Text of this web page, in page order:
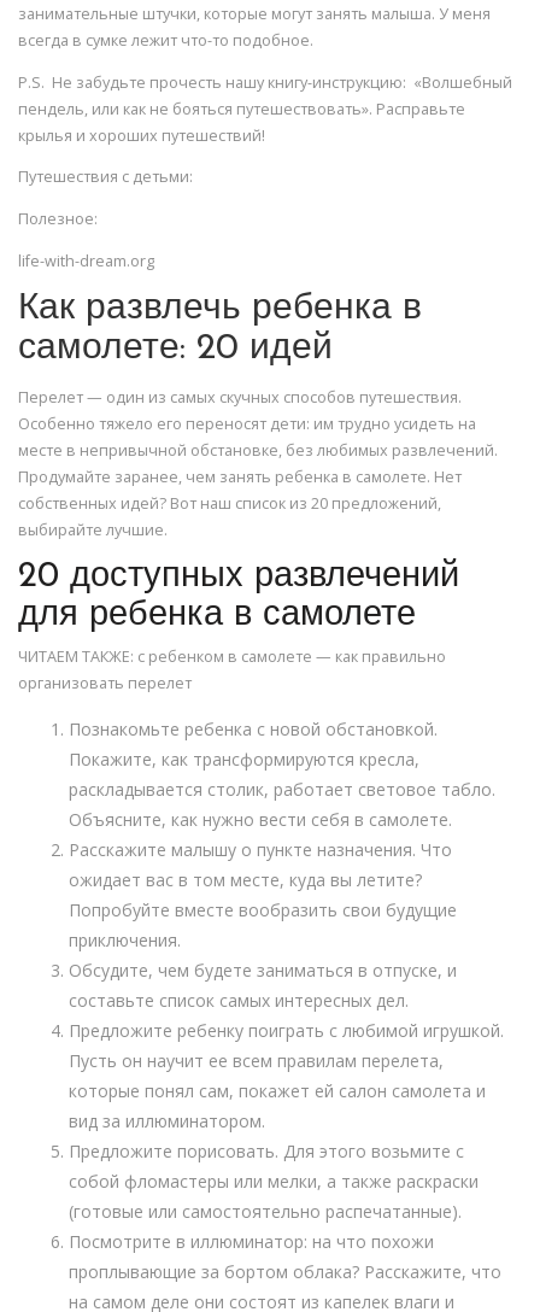
занимательные штучки, которые могут занять малыша. У меня
всегда в сумке лежит что-то подобное.
P.S. Не забудьте прочесть нашу книгу-инструкцию: «Волшебный
пендель, или как не бояться путешествовать». Расправьте
крылья и хороших путешествий!
Путешествия с детьми:
Полезное:
life-with-dream.org
Как развлечь ребенка в
самолете: 20 идей
Перелет — один из самых скучных способов путешествия.
Особенно тяжело его переносят дети: им трудно усидеть на
месте в непривычной обстановке, без любимых развлечений.
Продумайте заранее, чем занять ребенка в самолете. Нет
собственных идей? Вот наш список из 20 предложений,
выбирайте лучшие.
20 доступных развлечений
для ребенка в самолете
ЧИТАЕМ ТАКЖЕ: с ребенком в самолете — как правильно
организовать перелет
Познакомьте ребенка с новой обстановкой.
Покажите, как трансформируются кресла,
раскладывается столик, работает световое табло.
Объясните, как нужно вести себя в самолете.
Расскажите малышу о пункте назначения. Что
ожидает вас в том месте, куда вы летите?
Попробуйте вместе вообразить свои будущие
приключения.
Обсудите, чем будете заниматься в отпуске, и
составьте список самых интересных дел.
Предложите ребенку поиграть с любимой игрушкой.
Пусть он научит ее всем правилам перелета,
которые понял сам, покажет ей салон самолета и
вид за иллюминатором.
Предложите порисовать. Для этого возьмите с
собой фломастеры или мелки, а также раскраски
(готовые или самостоятельно распечатанные).
Посмотрите в иллюминатор: на что похожи
проплывающие за бортом облака? Расскажите, что
на самом деле они состоят из капелек влаги и